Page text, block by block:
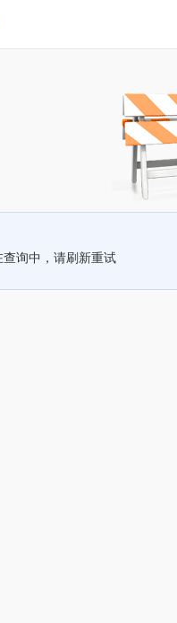
查询中，请刷新重试